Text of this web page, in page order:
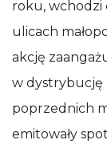
roku, wchodzi
ulicach
akcję
w dystrybucję
poprzednich
emitowały